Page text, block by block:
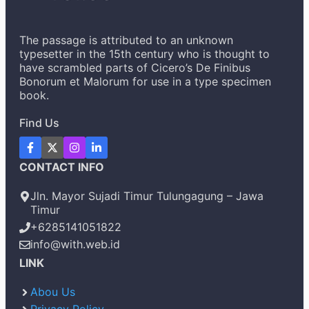
The passage is attributed to an unknown
typesetter in the 15th century who is thought to
have scrambled parts of Cicero’s De Finibus
Bonorum et Malorum for use in a type specimen
book.
Find Us
CONTACT INFO
Jln. Mayor Sujadi Timur Tulungagung – Jawa
Timur
+6285141051822
info@with.web.id
LINK
Abou Us